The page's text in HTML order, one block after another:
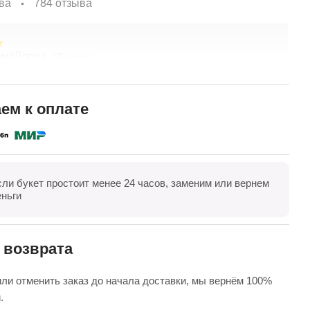
784 отзыва
Всегда цветы соответсвуют описанию. Быстрая
все
к оплате
букет простоит менее 24 часов, заменим или вернем
отменить заказ до начала доставки, мы вернём 100%